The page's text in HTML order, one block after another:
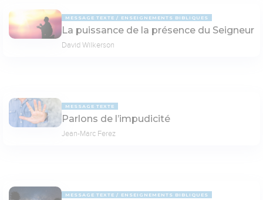
MESSAGE TEXTE ENSEIGNEMENTS BIBLIQUES
La puissance de la présence du Seigneur
David Wilkerson
MESSAGE TEXTE
Parlons de l’impudicité
Jean-Marc Ferez
MESSAGE TEXTE ENSEIGNEMENTS BIBLIQUES